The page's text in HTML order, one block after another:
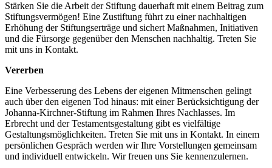
Stärken Sie die Arbeit der Stiftung dauerhaft mit einem Beitrag zum
Stiftungsvermögen! Eine Zustiftung führt zu einer nachhaltigen
Erhöhung der Stiftungserträge und sichert Maßnahmen, Initiativen
und die Fürsorge gegenüber den Menschen nachhaltig. Treten Sie
mit uns in Kontakt.
Vererben
Eine Verbesserung des Lebens der eigenen Mitmenschen gelingt
auch über den eigenen Tod hinaus: mit einer Berücksichtigung der
Johanna-Kirchner-Stiftung im Rahmen Ihres Nachlasses. Im
Erbrecht und der Testamentsgestaltung gibt es vielfältige
Gestaltungsmöglichkeiten. Treten Sie mit uns in Kontakt. In einem
persönlichen Gespräch werden wir Ihre Vorstellungen gemeinsam
und individuell entwickeln. Wir freuen uns Sie kennenzulernen.